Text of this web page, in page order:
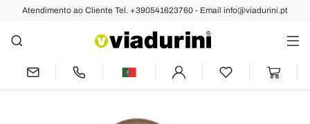
Atendimento ao Cliente Tel. +390541623760 - Email info@viadurini.pt
Anterior Próximo
Arandela de design industrial em
cerâmica e metal by Ferroluce